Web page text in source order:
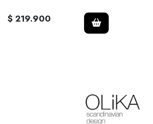
$ 219.900